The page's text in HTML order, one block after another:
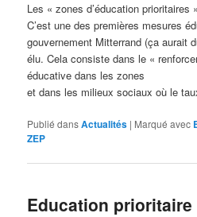
Les « zones d’éducation prioritaires
C’est une des premières mesures
gouvernement Mitterrand (ça aurait
élu. Cela consiste dans le «
éducative dans les zones
et dans les milieux sociaux où le
Publié dansActualités | Marqué avec
ZEP
Education prioritaire